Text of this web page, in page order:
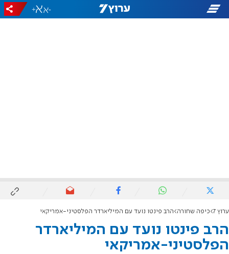
-
+
ערוץ 7 כיפה שחורה הרב פינטו נועד עם המיליארדר הפלסטיני-אמריקאי
הרב פינטו נועד עם המיליארדר
הפלסטיני-אמריקאי